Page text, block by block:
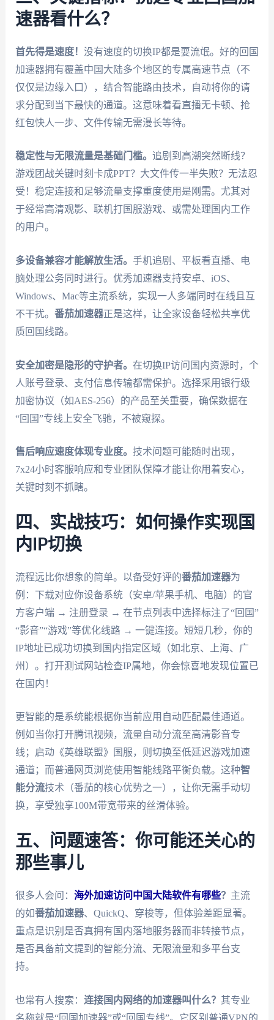
速器看什么？
首先得是速度！ 没有速度的切换IP都是耍流氓。好的回国
加速器拥有覆盖中国大陆多个地区的专属高速节点（不
仅仅是边缘入口），结合智能路由技术，自动将你的请
求分配到当下最快的通道。这意味着看直播无卡顿、抢
红包快人一步、文件传输无需漫长等待。
稳定性与无限流量是基础门槛。 追剧到高潮突然断线？
游戏团战关键时刻卡成PPT？大文件传一半失败？无法忍
受！稳定连接和足够流量支撑重度使用是刚需。尤其对
于经常高清观影、联机打国服游戏、或需处理国内工作
的用户。
多设备兼容才能解放生活。 手机追剧、平板看直播、电
脑处理公务同时进行。优秀加速器支持安卓、iOS、
Windows、Mac等主流系统，实现一人多端同时在线且互
不干扰。 番茄加速器正是这样，让全家设备轻松共享优
质回国线路。
安全加密是隐形的守护者。 在切换IP访问国内资源时，个
人账号登录、支付信息传输都需保护。选择采用银行级
加密协议（如AES-256）的产品至关重要，确保数据在
“回国”专线上安全飞驰，不被窥探。
售后响应速度体现专业度。 技术问题可能随时出现，
7x24小时客服响应和专业团队保障才能让你用着安心，
关键时刻不抓瞎。
四、实战技巧：如何操作实现国
内IP切换
流程远比你想象的简单。以备受好评的番茄加速器为
例：下载对应你设备系统（安卓/苹果手机、电脑）的官
方客户端 → 注册登录 → 在节点列表中选择标注了“回国”
“影音”“游戏”等优化线路 → 一键连接。短短几秒，你的
IP地址已成功切换到国内指定区域（如北京、上海、广
州）。打开测试网站检查IP属地，你会惊喜地发现位置已
在国内！
更智能的是系统能根据你当前应用自动匹配最佳通道。
例如当你打开腾讯视频，流量自动分流至高清影音专
线；启动《英雄联盟》国服，则切换至低延迟游戏加速
通道；而普通网页浏览使用智能线路平衡负载。这种智
能分流技术（番茄的核心优势之一），让你无需手动切
换，享受独享100M带宽带来的丝滑体验。
五、问题速答：你可能还关心的
那些事儿
很多人会问： 海外加速访问中国大陆软件有哪些？ 主流
的如番茄加速器、QuickQ、穿梭等，但体验差距显著。
重点是识别是否真拥有国内落地服务器而非转接节点，
是否具备前文提到的智能分流、无限流量和多平台支
持。
也常有人搜索： 连接国内网络的加速器叫什么？ 其专业
名称就是“回国加速器”或“回国专线”。它区别普通VPN的